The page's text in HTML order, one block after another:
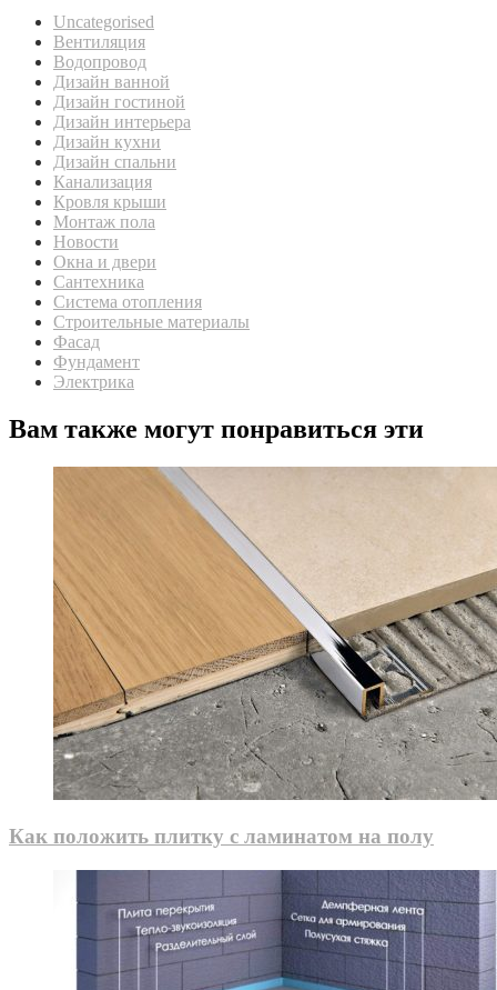
Uncategorised
Вентиляция
Водопровод
Дизайн ванной
Дизайн гостиной
Дизайн интерьера
Дизайн кухни
Дизайн спальни
Канализация
Кровля крыши
Монтаж пола
Новости
Окна и двери
Сантехника
Система отопления
Строительные материалы
Фасад
Фундамент
Электрика
Вам также могут понравиться эти
Как положить плитку с ламинатом на полу